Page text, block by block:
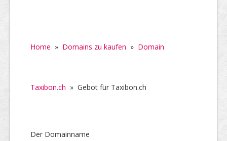
Home » Domains zu kaufen » Domain
Taxibon.ch » Gebot für Taxibon.ch
Der Domainname